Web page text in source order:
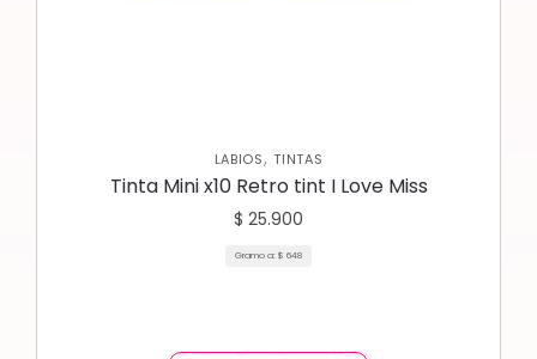
LABIOS,TINTAS
Tinta Mini x10 Retro tint I Love Miss
$ 25.900
Gramo a: $ 648